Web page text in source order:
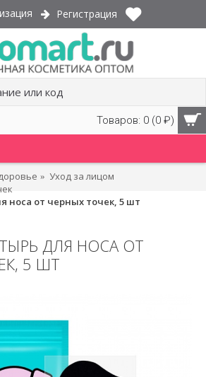
Регистрация
Товаров: 0 (0 ₽)
Уход за лицом
носа от черных точек, 5 шт
ДЛЯ НОСА ОТ
5 ШТ